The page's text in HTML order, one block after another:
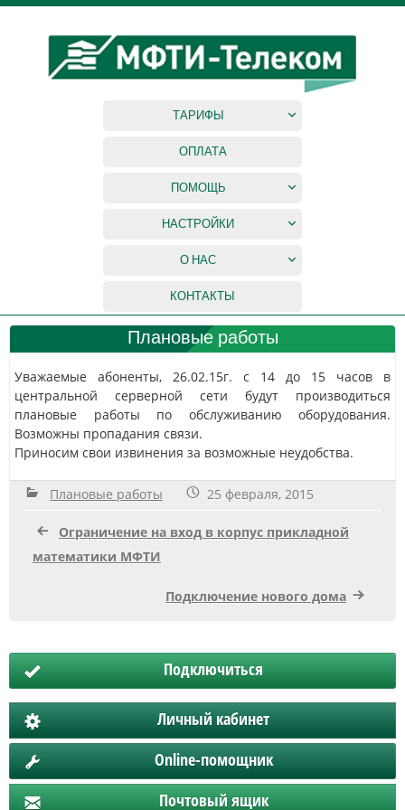
ТАРИФЫ
ОПЛАТА
ПОМОЩЬ
НАСТРОЙКИ
О НАС
КОНТАКТЫ
Плановые работы
Уважаемые абоненты, 26.02.15г. с 14 до 15 часов в
центральной серверной сети будут производиться
плановые работы по обслуживанию оборудования.
Возможны пропадания связи.
Приносим свои извинения за возможные неудобства.
Плановые работы 25 февраля, 2015
Ограничение на вход в корпус прикладной
математики МФТИ
Подключение нового дома
Подключиться
Личный кабинет
Online-помощник
Почтовый ящик